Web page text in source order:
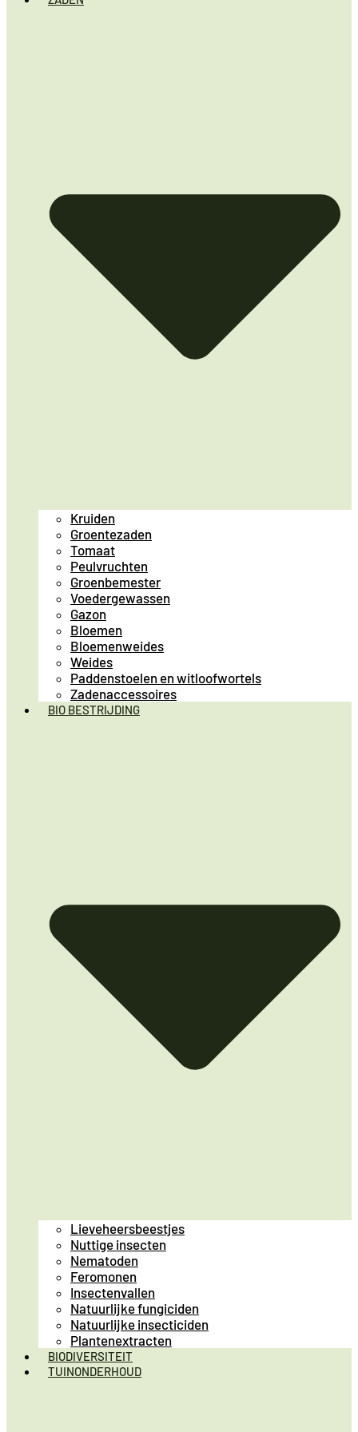
Kruiden
Groentezaden
Tomaat
Peulvruchten
Groenbemester
Voedergewassen
Gazon
Bloemen
Bloemenweides
Weides
Paddenstoelen en witloofwortels
Zadenaccessoires
BIO BESTRIJDING
Lieveheersbeestjes
Nuttige insecten
Nematoden
Feromonen
Insectenvallen
Natuurlijke fungiciden
Natuurlijke insecticiden
Plantenextracten
BIODIVERSITEIT
TUINONDERHOUD